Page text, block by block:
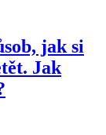
jak si
Jak